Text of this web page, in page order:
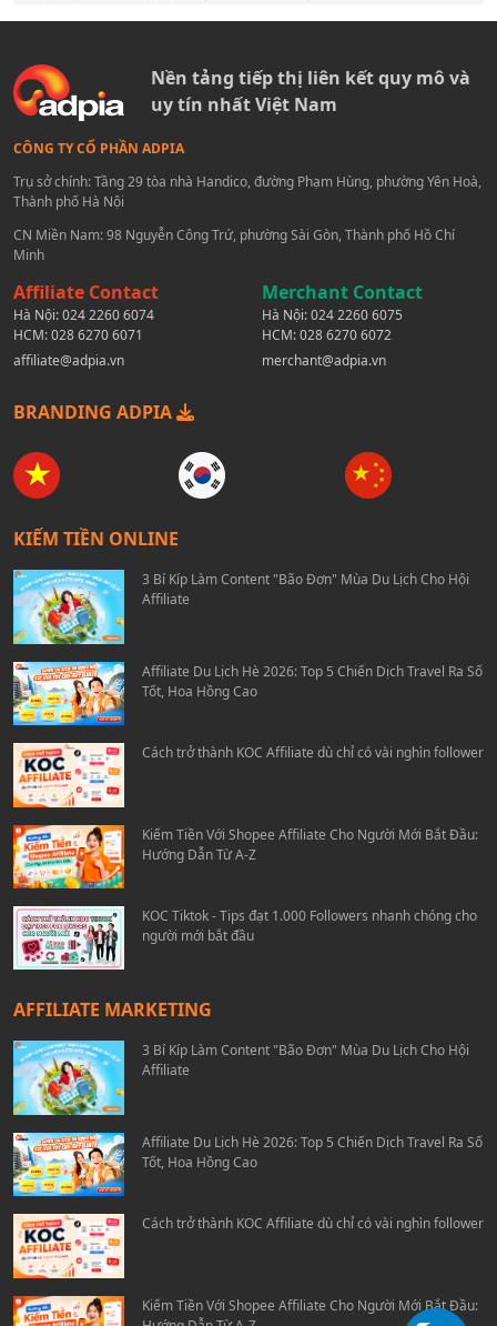
Nền tảng tiếp thị liên kết quy mô và
uy tín nhất Việt Nam
CÔNG TY CỔ PHẦN ADPIA
Trụ sở chính: Tầng 29 tòa nhà Handico, đường Phạm Hùng, phường Yên Hoà,
Thành phố Hà Nội
CN Miền Nam: 98 Nguyễn Công Trứ, phường Sài Gòn, Thành phố Hồ Chí
Minh
Affiliate Contact
Hà Nội:024 2260 6074
HCM:028 6270 6071
affiliate@adpia.vn
Merchant Contact
Hà Nội:024 2260 6075
HCM:028 6270 6072
merchant@adpia.vn
BRANDING ADPIA
KIẾM TIỀN ONLINE
3 Bí Kíp Làm Content "Bão Đơn" Mùa Du Lịch Cho Hội
Affiliate
Affiliate Du Lịch Hè 2026: Top 5 Chiến Dịch Travel Ra Số
Tốt, Hoa Hồng Cao
Cách trở thành KOC Affiliate dù chỉ có vài nghìn follower
Kiếm Tiền Với Shopee Affiliate Cho Người Mới Bắt Đầu:
Hướng Dẫn Từ A-Z
KOC Tiktok - Tips đạt 1.000 Followers nhanh chóng cho
người mới bắt đầu
AFFILIATE MARKETING
3 Bí Kíp Làm Content "Bão Đơn" Mùa Du Lịch Cho Hội
Affiliate
Affiliate Du Lịch Hè 2026: Top 5 Chiến Dịch Travel Ra Số
Tốt, Hoa Hồng Cao
Cách trở thành KOC Affiliate dù chỉ có vài nghìn follower
Kiếm Tiền Với Shopee Affiliate Cho Người Mới Bắt Đầu: